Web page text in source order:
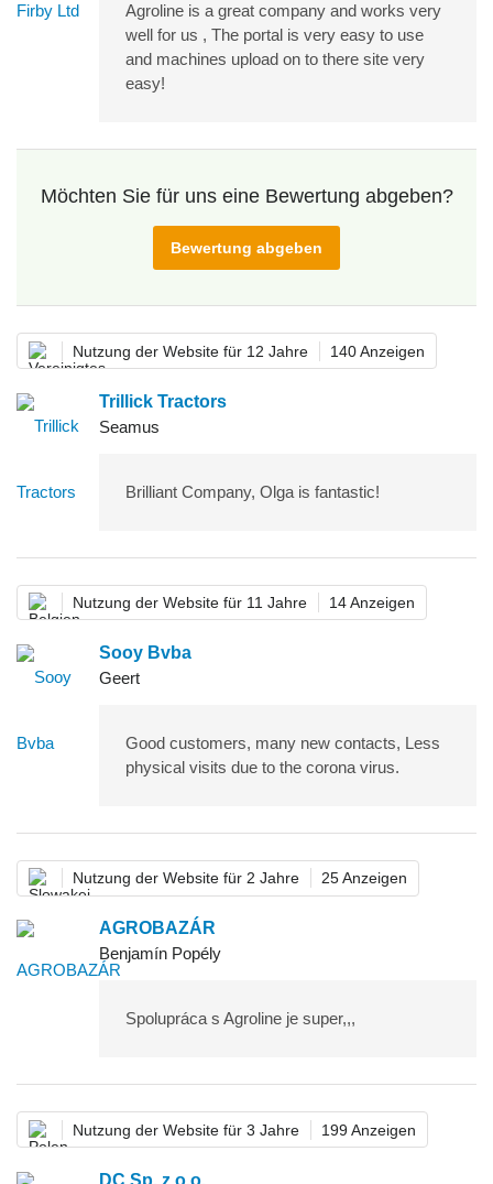
Agroline is a great company and works very
well for us , The portal is very easy to use
and machines upload on to there site very
easy!
Möchten Sie für uns eine Bewertung abgeben?
Bewertung abgeben
Nutzung der Website für 12 Jahre 140 Anzeigen
Trillick Tractors
Seamus
Brilliant Company, Olga is fantastic!
Nutzung der Website für 11 Jahre 14 Anzeigen
Sooy Bvba
Geert
Good customers, many new contacts, Less
physical visits due to the corona virus.
Nutzung der Website für 2 Jahre 25 Anzeigen
AGROBAZÁR
Benjamín Popély
Spolupráca s Agroline je super,,,
Nutzung der Website für 3 Jahre 199 Anzeigen
DC Sp. z o.o.